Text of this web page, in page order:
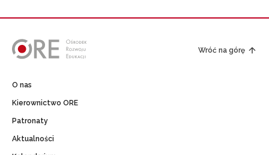
Wróć na górę
O nas
Kierownictwo ORE
Patronaty
Aktualności